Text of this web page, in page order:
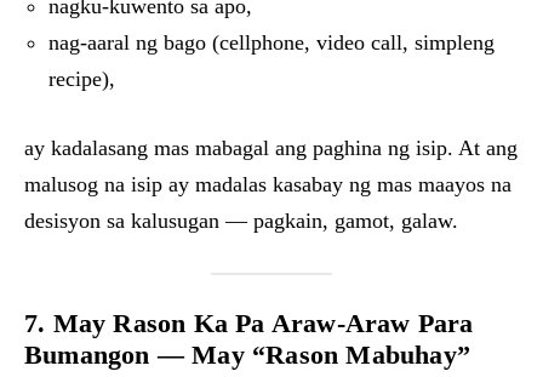
nagku-kuwento sa apo,
nag-aaral ng bago (cellphone, video call, simpleng
recipe),
ay kadalasang mas mabagal ang paghina ng isip. At ang
malusog na isip ay madalas kasabay ng mas maayos na
desisyon sa kalusugan — pagkain, gamot, galaw.
7. May Rason Ka Pa Araw-Araw Para
Bumangon — May “Rason Mabuhay”